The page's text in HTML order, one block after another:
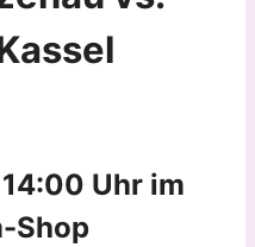
Uhr im
Shop